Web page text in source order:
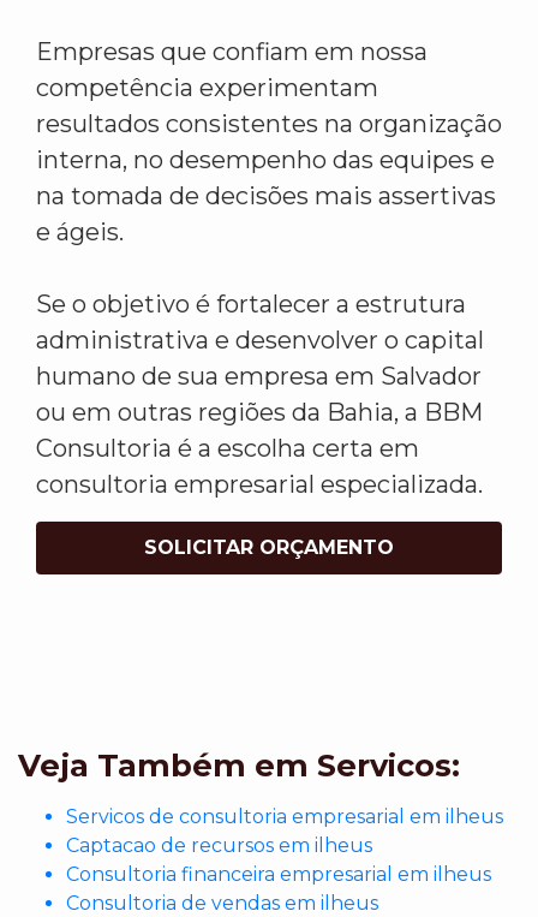
Empresas que confiam em nossa
competência experimentam
resultados consistentes na organização
interna, no desempenho das equipes e
na tomada de decisões mais assertivas
e ágeis.
Se o objetivo é fortalecer a estrutura
administrativa e desenvolver o capital
humano de sua empresa em Salvador
ou em outras regiões da Bahia, a BBM
Consultoria é a escolha certa em
consultoria empresarial especializada.
SOLICITAR ORÇAMENTO
Veja Também em Servicos:
Servicos de consultoria empresarial em ilheus
Captacao de recursos em ilheus
Consultoria financeira empresarial em ilheus
Consultoria de vendas em ilheus